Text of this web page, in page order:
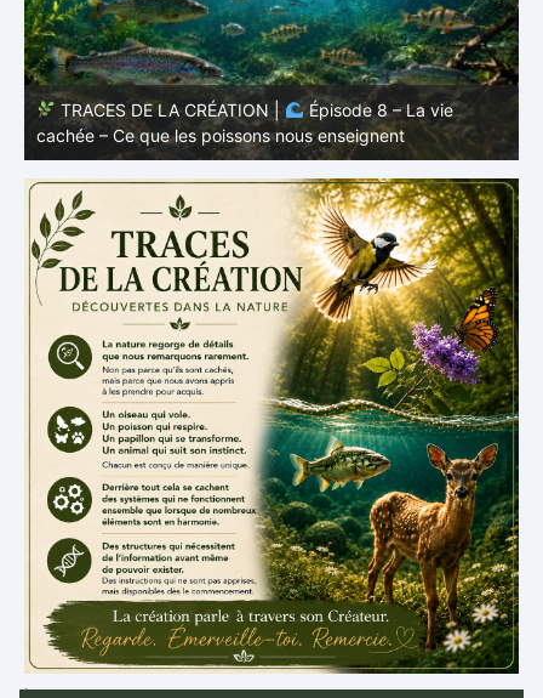
TRACES DE LA CRÉATION |
Épisode 7: La vie cachée
– Pourquoi les poissons restent des poissons
.